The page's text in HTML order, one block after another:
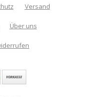
Versand
Über uns